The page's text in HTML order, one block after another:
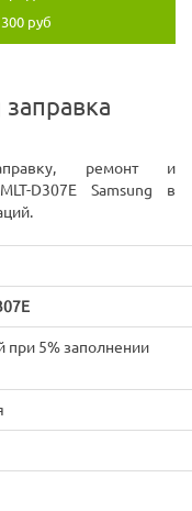
руб
заправка
ремонт и
D307E Samsung в
при 5% заполнении